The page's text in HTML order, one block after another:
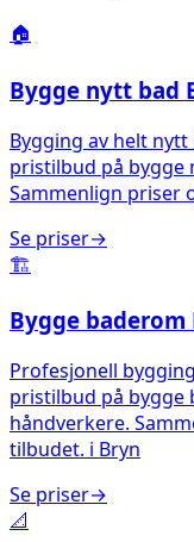
🏠
Bygge nytt bad
Bygging av helt
pristilbud på bygge
Sammenlign priser
Se priser→
🏗️
Bygge baderom
Profesjonell
pristilbud på bygge
håndverkere.
tilbudet. i Bryn
Se priser→
📐